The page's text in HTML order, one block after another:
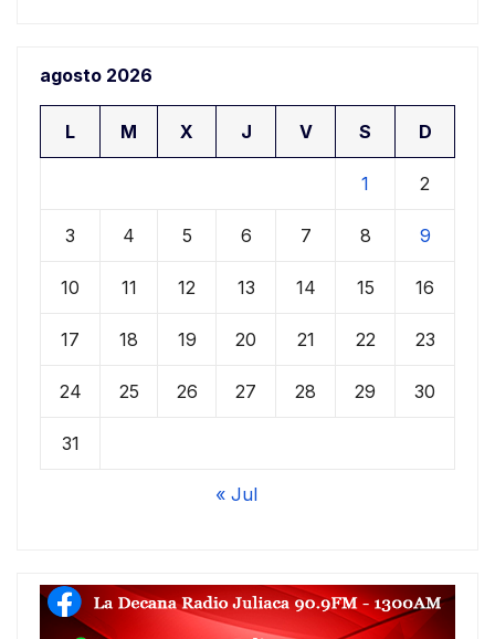
agosto 2026
L M X J V S D
1 2
3 4 5 6 7 8 9
10 11 12 13 14 15 16
17 18 19 20 21 22 23
24 25 26 27 28 29 30
31
« Jul